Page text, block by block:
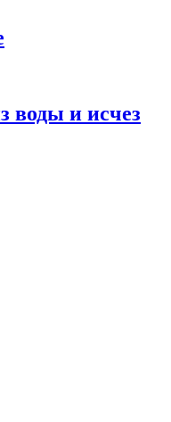
воды и исчез